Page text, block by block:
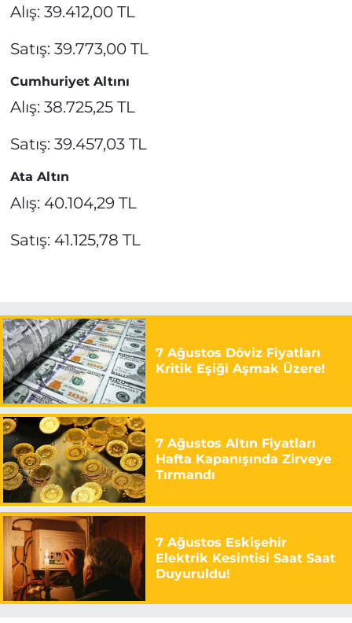
Alış: 39.412,00 TL
Satış: 39.773,00 TL
Cumhuriyet Altını
Alış: 38.725,25 TL
Satış: 39.457,03 TL
Ata Altın
Alış: 40.104,29 TL
Satış: 41.125,78 TL
7 Ağustos Döviz Fiyatları
Kritik Eşiği Aşmak Üzere!
7 Ağustos Altın Fiyatları
Hafta Kapanışında Zirveye
Tırmandı
7 Ağustos Eskişehir
Elektrik Kesintisi Saat Saat
Duyuruldu!